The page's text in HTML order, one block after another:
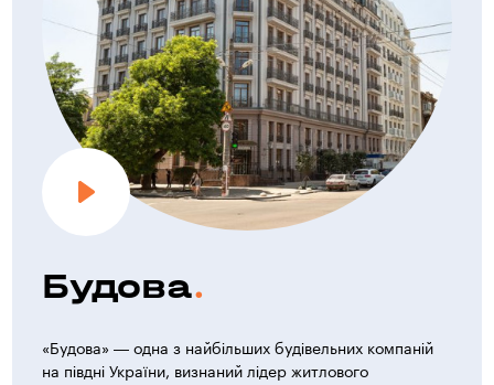
Будова
«Будова» — одна з найбільших будівельних компаній
на півдні України, визнаний лідер житлового